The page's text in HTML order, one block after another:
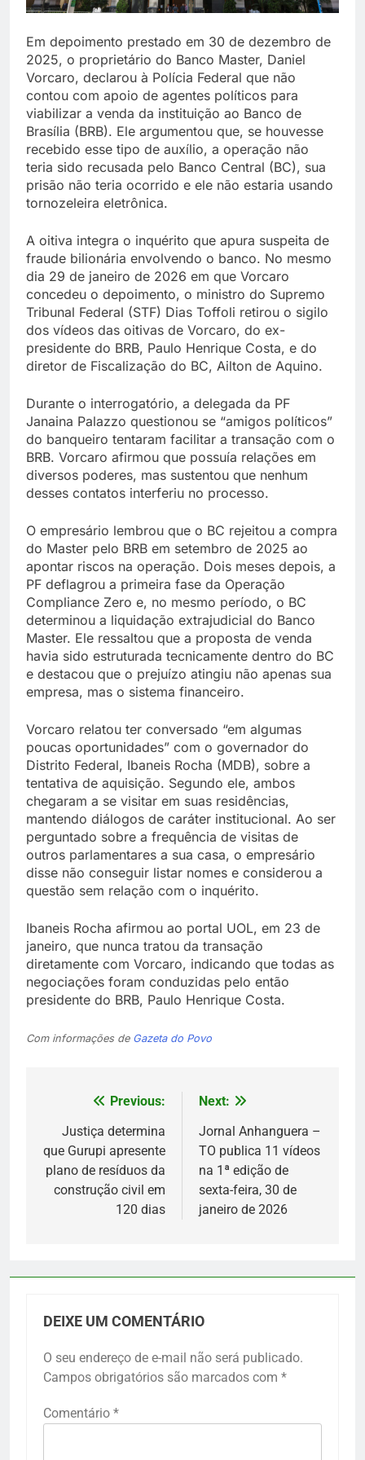
Em depoimento prestado em 30 de dezembro de
2025, o proprietário do Banco Master, Daniel
Vorcaro, declarou à Polícia Federal que não
contou com apoio de agentes políticos para
viabilizar a venda da instituição ao Banco de
Brasília (BRB). Ele argumentou que, se houvesse
recebido esse tipo de auxílio, a operação não
teria sido recusada pelo Banco Central (BC), sua
prisão não teria ocorrido e ele não estaria usando
tornozeleira eletrônica.
A oitiva integra o inquérito que apura suspeita de
fraude bilionária envolvendo o banco. No mesmo
dia 29 de janeiro de 2026 em que Vorcaro
concedeu o depoimento, o ministro do Supremo
Tribunal Federal (STF) Dias Toffoli retirou o sigilo
dos vídeos das oitivas de Vorcaro, do ex-
presidente do BRB, Paulo Henrique Costa, e do
diretor de Fiscalização do BC, Ailton de Aquino.
Durante o interrogatório, a delegada da PF
Janaina Palazzo questionou se “amigos políticos”
do banqueiro tentaram facilitar a transação com o
BRB. Vorcaro afirmou que possuía relações em
diversos poderes, mas sustentou que nenhum
desses contatos interferiu no processo.
O empresário lembrou que o BC rejeitou a compra
do Master pelo BRB em setembro de 2025 ao
apontar riscos na operação. Dois meses depois, a
PF deflagrou a primeira fase da Operação
Compliance Zero e, no mesmo período, o BC
determinou a liquidação extrajudicial do Banco
Master. Ele ressaltou que a proposta de venda
havia sido estruturada tecnicamente dentro do BC
e destacou que o prejuízo atingiu não apenas sua
empresa, mas o sistema financeiro.
Vorcaro relatou ter conversado “em algumas
poucas oportunidades” com o governador do
Distrito Federal, Ibaneis Rocha (MDB), sobre a
tentativa de aquisição. Segundo ele, ambos
chegaram a se visitar em suas residências,
mantendo diálogos de caráter institucional. Ao ser
perguntado sobre a frequência de visitas de
outros parlamentares a sua casa, o empresário
disse não conseguir listar nomes e considerou a
questão sem relação com o inquérito.
Ibaneis Rocha afirmou ao portal UOL, em 23 de
janeiro, que nunca tratou da transação
diretamente com Vorcaro, indicando que todas as
negociações foram conduzidas pelo então
presidente do BRB, Paulo Henrique Costa.
Com informações de Gazeta do Povo
Navegação
de
Post
Previous:
Justiça determina
que Gurupi apresente
plano de resíduos da
construção civil em
120 dias
Next:
Jornal Anhanguera –
TO publica 11 vídeos
na 1ª edição de
sexta-feira, 30 de
janeiro de 2026
DEIXE UM COMENTÁRIO
O seu endereço de e-mail não será publicado.
Campos obrigatórios são marcados com *
Comentário *